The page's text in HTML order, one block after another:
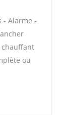
- Alarme -
chauffant
ou